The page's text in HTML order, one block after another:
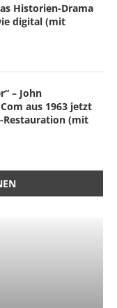
Historien-Drama
digital (mit
– John
aus 1963 jetzt
Restauration (mit